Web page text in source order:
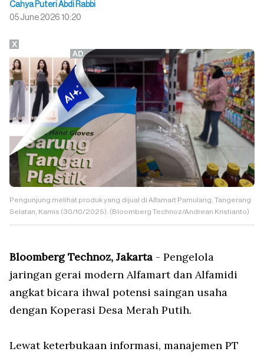
Cahya Puteri Abdi Rabbi
05 June 2026 10:20
Pengunjung melihat produk yang dijual di Alfamart Pamulang, Tangerang
Selatan, Kamis (30/10/2025). (Bloomberg Technoz/Andrean Kristianto)
Bloomberg Technoz, Jakarta - Pengelola
jaringan gerai modern Alfamart dan Alfamidi
angkat bicara ihwal potensi saingan usaha
dengan Koperasi Desa Merah Putih.
Lewat keterbukaan informasi, manajemen PT
X